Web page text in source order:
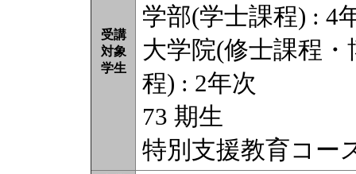
受講
対象
学生
学部(学士課程) : 4
大学院(修士課程
程) : 2年次
73 期生
特別支援教育コー